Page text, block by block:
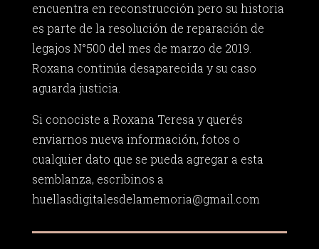
encuentra en reconstrucción pero su historia
es parte de la resolución de reparación de
legajos N°500 del mes de marzo de 2019.
Roxana continúa desaparecida y su caso
aguarda justicia.
Si conociste a Roxana Teresa y querés
enviarnos nueva información, fotos o
cualquier dato que se pueda agregar a esta
semblanza, escribinos a
huellasdigitalesdelamemoria@gmail.com